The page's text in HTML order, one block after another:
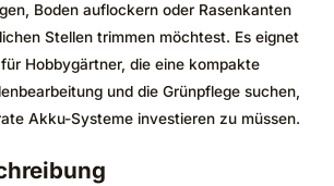
Boden auflockern oder Rasenkanten
Stellen trimmen möchtest. Es eignet
Hobbygärtner, die eine kompakte
und die Grünpflege suchen,
Akku-Systeme investieren zu müssen.